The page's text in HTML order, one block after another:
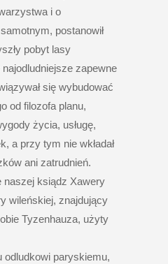
i o
postanowił
pobyt lasy
najodludniejsze zapewne
się wybudować
od filozofa planu,
życia, usługę,
a przy tym nie wkładał
ani zatrudnień.
naszej ksiądz Xawery
wileńskiej, znajdujący
Tyzenhauza, użyty
odludkowi paryskiemu,